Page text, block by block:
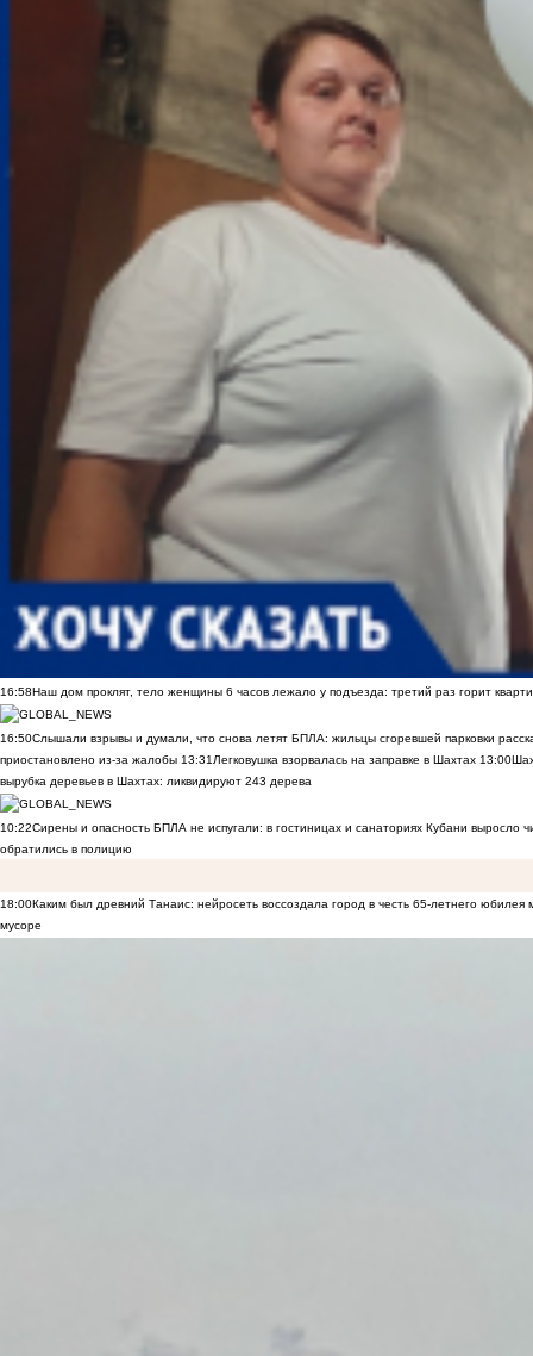
16:58Наш дом проклят, тело женщины 6 часов лежало у подъезда: третий раз горит
16:50Слышали взрывы и думали, что снова летят БПЛА: жильцы сгоревшей парковки
приостановлено из-за жалобы 13:31 Легковушка взорвалась на заправке в Шахтах 13:00
вырубка деревьев в Шахтах: ликвидируют 243 дерева
10:22Сирены и опасность БПЛА не испугали: в гостиницах и санаториях Кубани выросло
обратились в полицию
18:00Каким был древний Танаис: нейросеть воссоздала город в честь 65-летнего юбилея
мусоре